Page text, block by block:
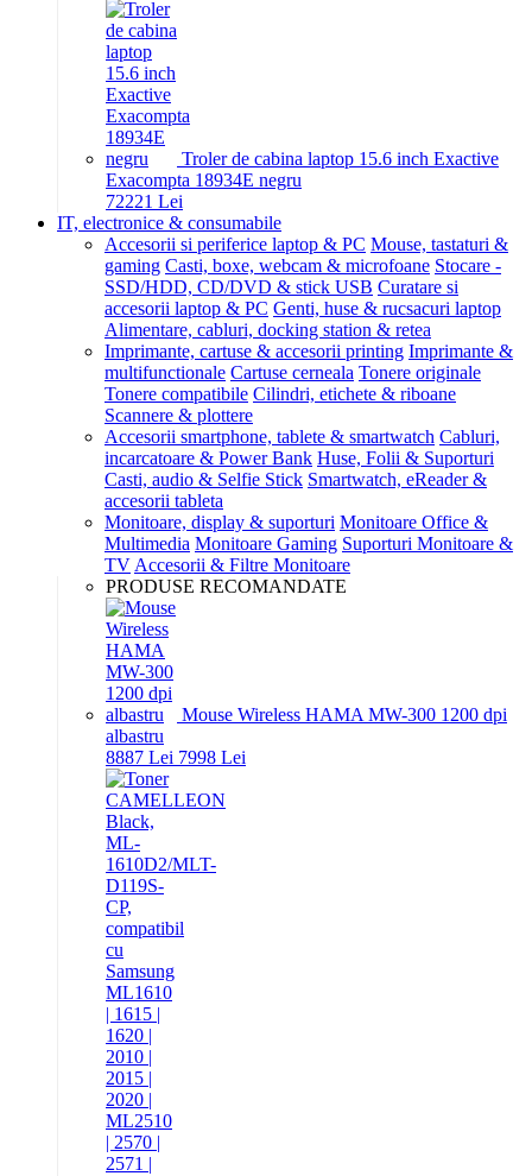
Troler de cabina laptop 15.6 inch Exactive
Exacompta 18934E negru
72221 Lei
IT, electronice & consumabile
Accesorii si periferice laptop & PC Mouse, tastaturi &
gaming Casti, boxe, webcam & microfoane Stocare -
SSD/HDD, CD/DVD & stick USB Curatare si
accesorii laptop & PC Genti, huse & rucsacuri laptop
Alimentare, cabluri, docking station & retea
Imprimante, cartuse & accesorii printing Imprimante &
multifunctionale Cartuse cerneala Tonere originale
Tonere compatibile Cilindri, etichete & riboane
Scannere & plottere
Accesorii smartphone, tablete & smartwatch Cabluri,
incarcatoare & Power Bank Huse, Folii & Suporturi
Casti, audio & Selfie Stick Smartwatch, eReader &
accesorii tableta
Monitoare, display & suporturi Monitoare Office &
Multimedia Monitoare Gaming Suporturi Monitoare &
TV Accesorii & Filtre Monitoare
PRODUSE RECOMANDATE
Mouse Wireless HAMA MW-300 1200 dpi
albastru
8887 Lei 7998 Lei